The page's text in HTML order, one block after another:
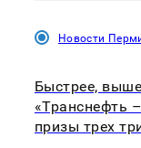
Новости
Быстрее,
«Транснефть
призы трех